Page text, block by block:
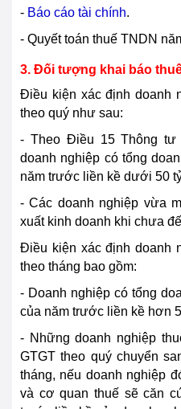
- Báo cáo tài chính.
- Quyết toán thuế TNDN
3. Đối tượng khai báo
Điều kiện xác định doanh
theo quý như sau:
- Theo Điều 15 Thông tư
doanh nghiệp có tổng
năm trước liền kề dưới 50
- Các doanh nghiệp vừa
xuất kinh doanh khi chưa
Điều kiện xác định doanh
theo tháng bao gồm:
- Doanh nghiệp có tổng
của năm trước liền kề hơn
- Những doanh nghiệp
GTGT theo quý chuyển
tháng, nếu doanh nghiệp
và cơ quan thuế sẽ căn